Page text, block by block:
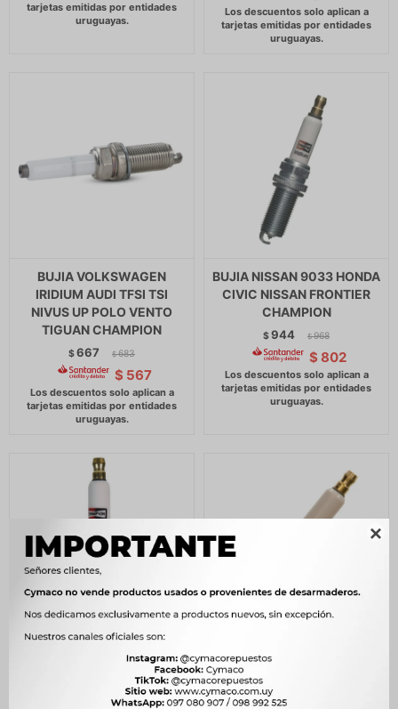

BUJIA VOLKSWAGEN
IRIDIUM AUDI TFSI TSI
NIVUS UP POLO VENTO
TIGUAN CHAMPION
$667 $ 683
$ 567
BUJIA NISSAN 9033 HONDA
CIVIC NISSAN FRONTIER
CHAMPION
$944 $ 968
$ 802
BUJIA HYUNDAI 9060
HYUNDAI SANTA FE 13/14
2.0 CHAMPION
BUJIA - IRIDIUM 9408
RER8MC HYUNDAI KIA
TIGGO 8 CELERIO 24